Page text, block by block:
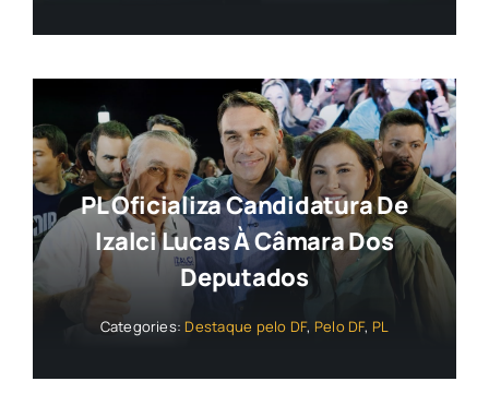
PL Oficializa Candidatura De
Izalci Lucas À Câmara Dos
Deputados
Categories: Destaque pelo DF, Pelo DF, PL